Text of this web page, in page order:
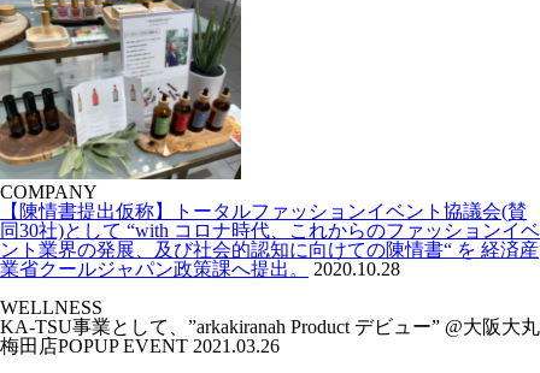
COMPANY
【陳情書提出仮称】トータルファッションイベント協議会(賛
同30社)として “with コロナ時代、これからのファッションイベ
ント業界の発展、及び社会的認知に向けての陳情書“ を 経済産
業省クールジャパン政策課へ提出。
2020.10.28
WELLNESS
KA-TSU事業として、”arkakiranah Product デビュー” @⼤阪⼤丸
梅⽥店POPUP EVENT 2021.03.26